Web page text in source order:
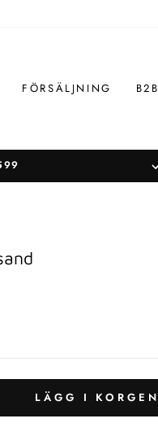
FÖRSÄLJNING B2B
LÄGG I KORGEN